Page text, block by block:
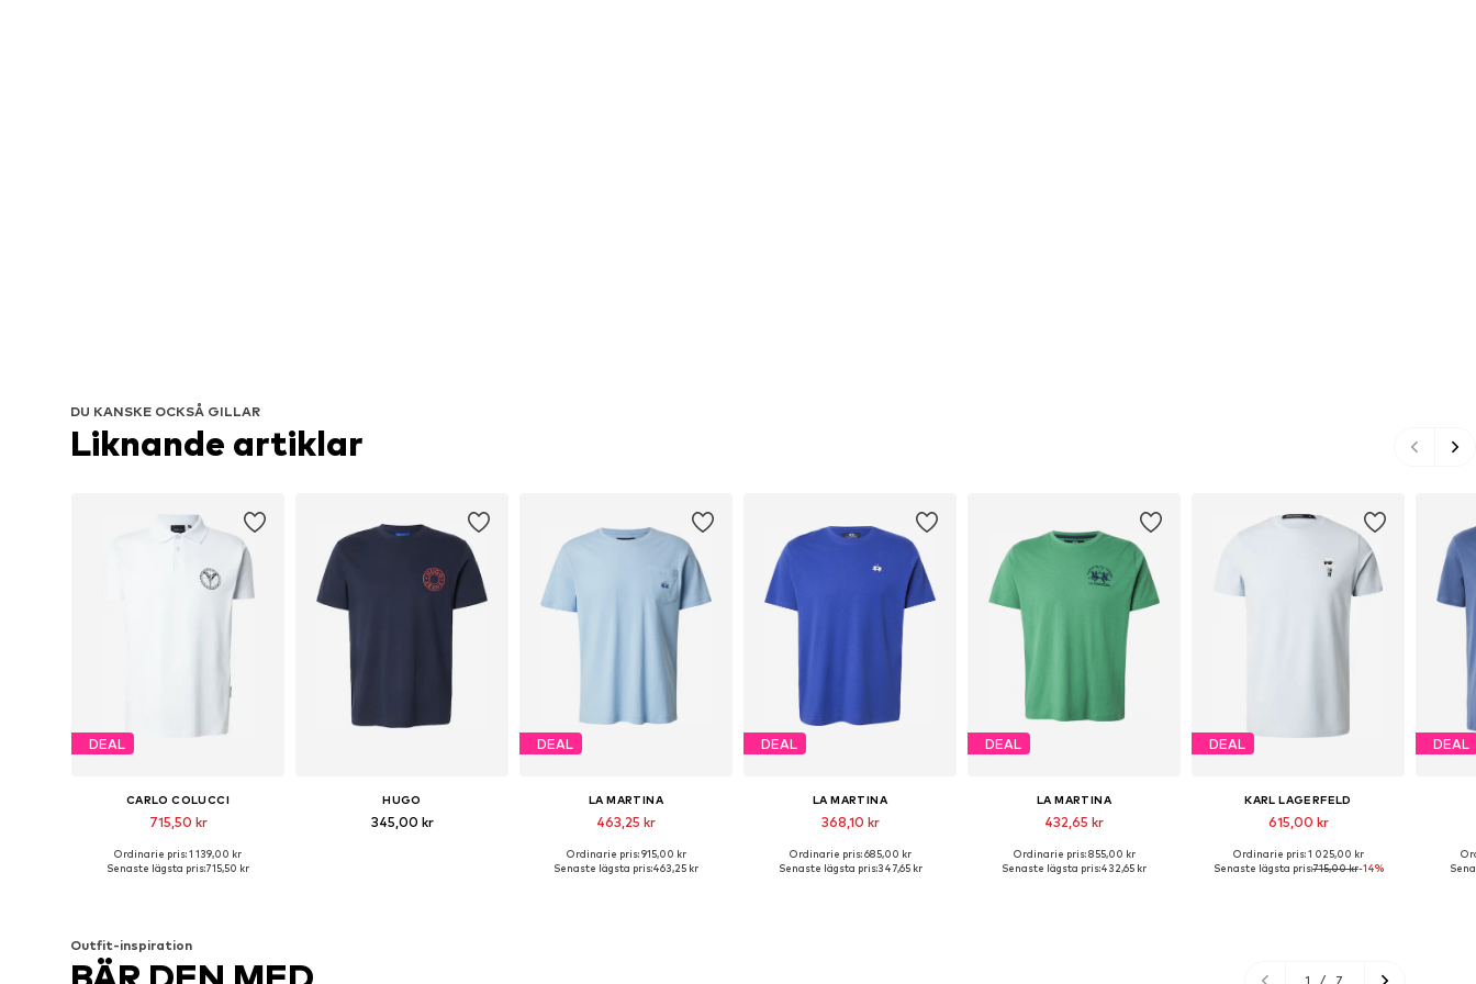
DU KANSKE OCKSÅ GILLAR
Liknande artiklar
DEAL
CARLO COLUCCI
715,50 kr
Tillgängliga storlekar: S, M, L
Ordinarie pris: 1 139,00 kr
Senaste lägsta pris:715,50 kr
HUGO
345,00 kr
DEAL
LA MARTINA
463,25 kr
Ordinarie pris: 915,00 kr
Senaste lägsta pris:463,25 kr
DEAL
LA MARTINA
368,10 kr
Ordinarie pris: 685,00 kr
Senaste lägsta pris:347,65 kr
DEAL
LA MARTINA
432,65 kr
Ordinarie pris: 855,00 kr
Senaste lägsta pris:432,65 kr
DEAL
KARL LAGERFELD
615,00 kr
Ordinarie pris: 1 025,00 kr
Senaste lägsta pris:715,00 kr-14%
DEAL
Outfit-inspiration
1 / 7